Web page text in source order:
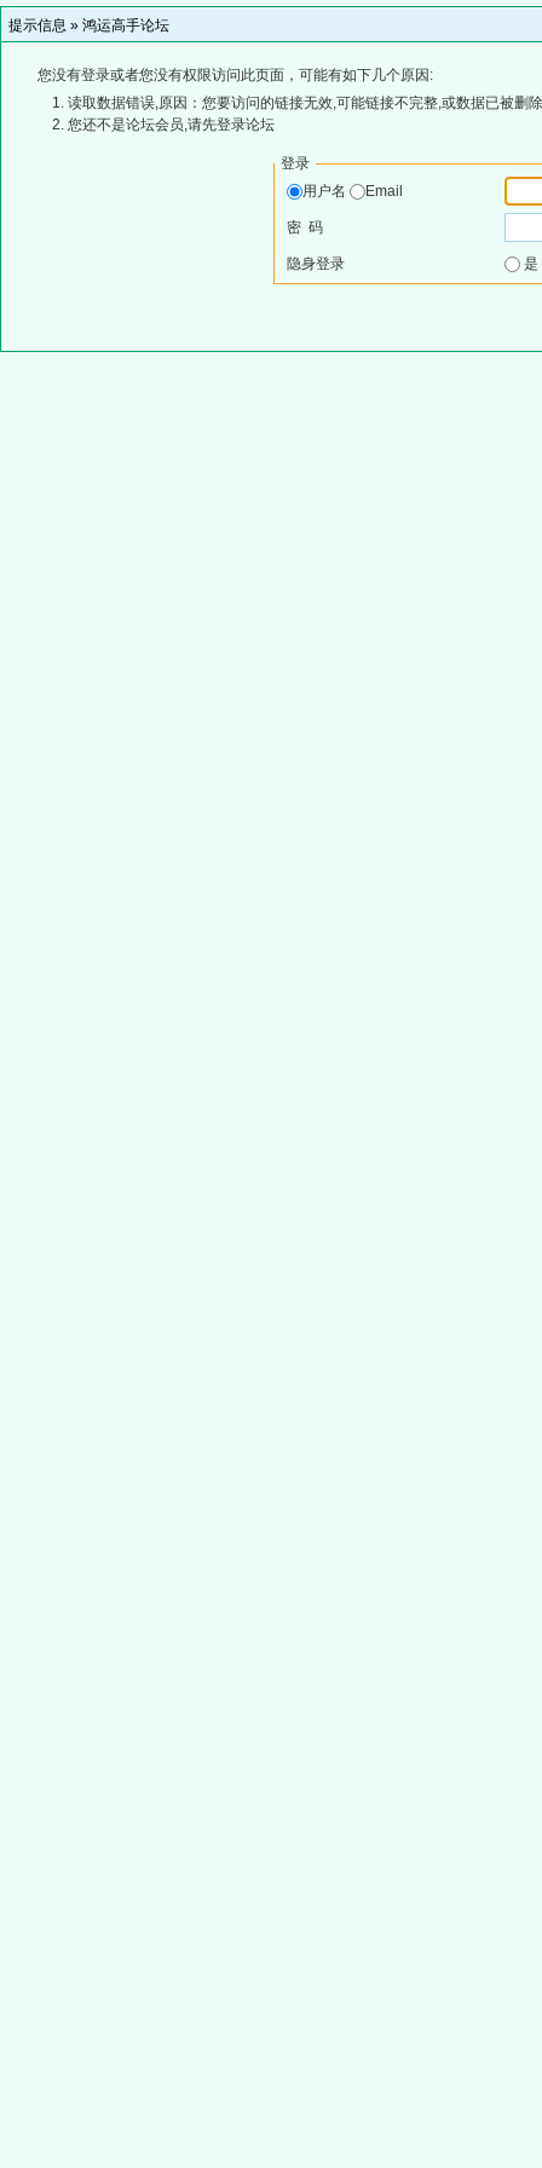
提示信息 » 鸿运高手论坛
您没有登录或者您没有权限访问此页面，可能有如下几个原因:
读取数据错误,原因：您要访问的链接无效,可能链接不完整,或数据已被删
您还不是论坛会员,请先登录论坛
登录
用户名
Email
密 码
隐身登录